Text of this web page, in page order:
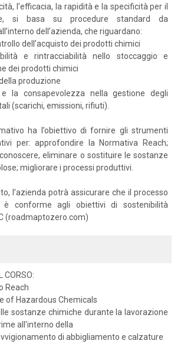
l’efficacia, la rapidità e la specificità per il
si basa su procedure standard da
dell’azienda, che riguardano:
dell’acquisto dei prodotti chimici
e rintracciabilità nello stoccaggio e
dei prodotti chimici
produzione
la consapevolezza nella gestione degli
(scarichi, emissioni, rifiuti).
ha l’obiettivo di fornire gli strumenti
per: approfondire la Normativa Reach;
eliminare o sostituire le sostanze
migliorare i processi produttivi.
l’azienda potrà assicurare che il processo
è conforme agli obiettivi di sostenibilità
(roadmaptozero.com)
CORSO:
Reach
of Hazardous Chemicals
sostanze chimiche durante la lavorazione
all'interno della
di abbigliamento e calzature